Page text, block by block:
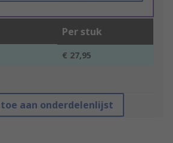
Per stuk
€ 27,95
toe aan onderdelenlijst